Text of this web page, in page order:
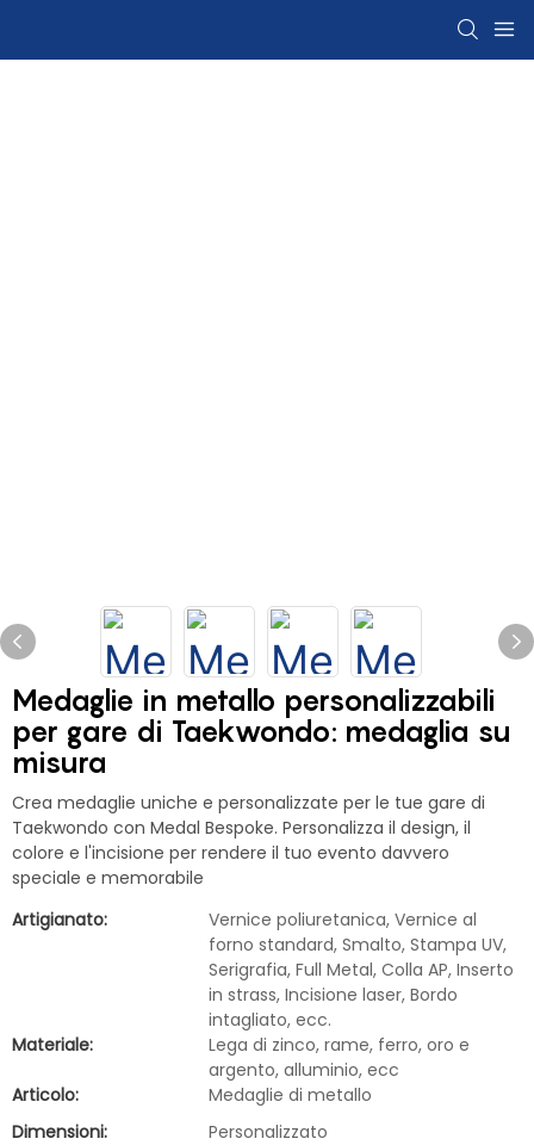
Medaglie in metallo personalizzabili
per gare di Taekwondo: medaglia su
misura
Crea medaglie uniche e personalizzate per le tue gare di
Taekwondo con Medal Bespoke. Personalizza il design, il
colore e l'incisione per rendere il tuo evento davvero
speciale e memorabile
Artigianato:
Vernice poliuretanica, Vernice al
forno standard, Smalto, Stampa UV,
Serigrafia, Full Metal, Colla AP, Inserto
in strass, Incisione laser, Bordo
intagliato, ecc.
Materiale:
Lega di zinco, rame, ferro, oro e
argento, alluminio, ecc
Articolo:
Medaglie di metallo
Dimensioni:
Personalizzato